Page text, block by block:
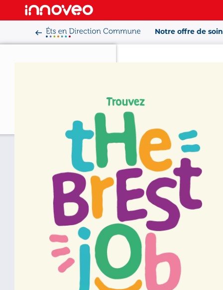
au
Notre offre de soin
Accueil > Nous
Nous
1
opérateur de santé
politique de coordination
partenariats et